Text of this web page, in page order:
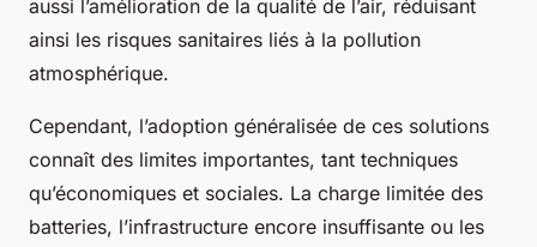
aussi l’amélioration de la qualité de l’air, réduisant
ainsi les risques sanitaires liés à la pollution
atmosphérique.
Cependant, l’adoption généralisée de ces solutions
connaît des limites importantes, tant techniques
qu’économiques et sociales. La charge limitée des
batteries, l’infrastructure encore insuffisante ou les